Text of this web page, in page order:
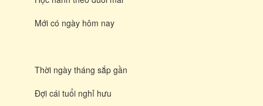
Mới có ngày hôm nay
Thời ngày tháng sắp gần
Đợi cái tuổi nghỉ hưu